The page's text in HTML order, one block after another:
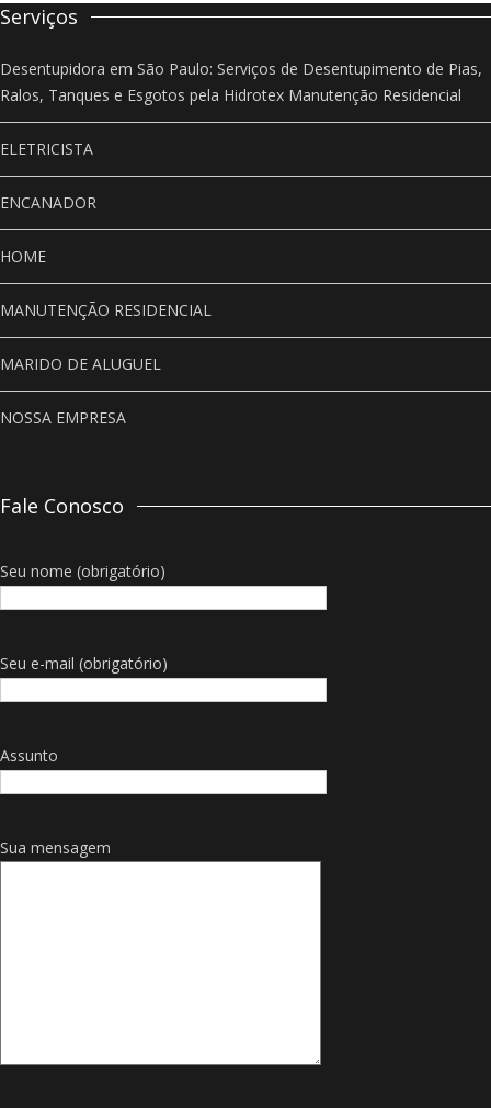
Serviços
Desentupidora em São Paulo: Serviços de Desentupimento de Pias,
Ralos, Tanques e Esgotos pela Hidrotex Manutenção Residencial
ELETRICISTA
ENCANADOR
HOME
MANUTENÇÃO RESIDENCIAL
MARIDO DE ALUGUEL
NOSSA EMPRESA
Fale Conosco
Seu nome (obrigatório)
Seu e-mail (obrigatório)
Assunto
Sua mensagem